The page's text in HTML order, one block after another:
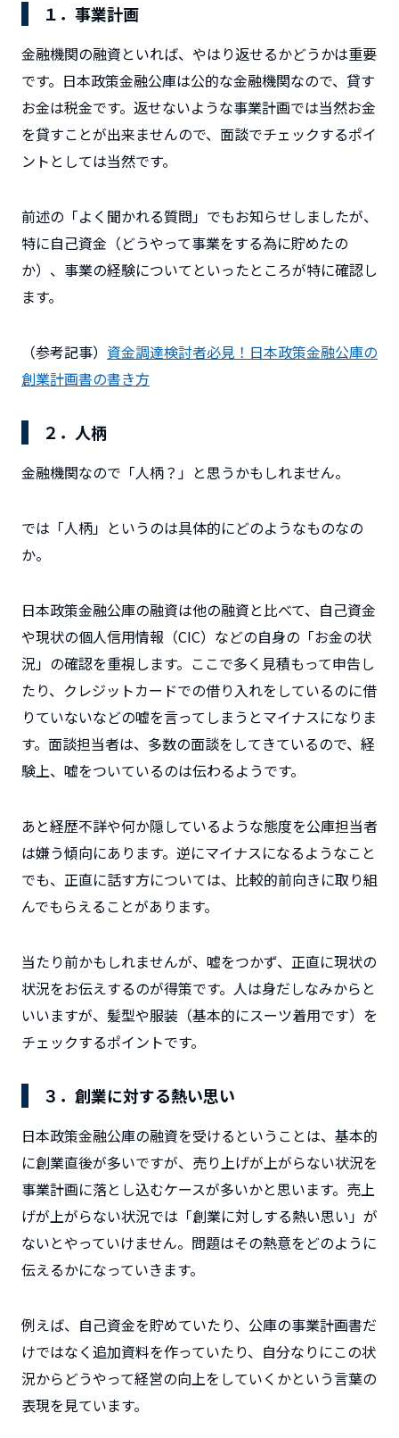
１．事業計画
金融機関の融資といれば、やはり返せるかどうかは重要
です。日本政策金融公庫は公的な金融機関なので、貸す
お金は税金です。返せないような事業計画では当然お金
を貸すことが出来ませんので、面談でチェックするポイ
ントとしては当然です。
前述の「よく聞かれる質問」でもお知らせしましたが、
特に自己資金（どうやって事業をする為に貯めたの
か）、事業の経験についてといったところが特に確認し
ます。
（参考記事） 資金調達検討者必見！日本政策金融公庫の
創業計画書の書き方
２．人柄
金融機関なので「人柄？」と思うかもしれません。
では「人柄」というのは具体的にどのようなものなの
か。
日本政策金融公庫の融資は他の融資と比べて、 自己資金
や現状の個人信用情報（CIC）などの自身の 「お金の状
況」 の確認を重視します。 ここで多く見積もって申告し
たり、クレジットカードでの借り入れをしているのに借
りていないなどの嘘を言ってしまうとマイナスになりま
す。面談担当者は、多数の面談をしてきているので、経
験上、嘘をついているのは伝わるようです。
あと経歴不詳や何か隠しているような態度を公庫担当者
は嫌う傾向にあります。逆にマイナスになるようなこと
でも、正直に話す方については、比較的前向きに取り組
んでもらえることがあります。
当たり前かもしれませんが、嘘をつかず、正直に現状の
状況をお伝えするのが得策です。人は身だしなみからと
いいますが、髪型や服装（基本的にスーツ着用です）を
チェックするポイントです。
３．創業に対する熱い思い
日本政策金融公庫の融資を受けるということは、基本的
に創業直後が多いですが、売り上げが上がらない状況を
事業計画に落とし込むケースが多いかと思います。売上
げが上がらない状況では 「創業に対しする熱い思い」 が
ないとやっていけません。問題はその熱意をどのように
伝えるかになっていきます。
例えば、自己資金を貯めていたり、公庫の事業計画書だ
けではなく追加資料を作っていたり、自分なりにこの状
況からどうやって経営の向上をしていくかという言葉の
表現を見ています。